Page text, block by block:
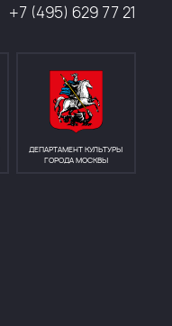
+7 (495) 629 77 21
ДЕПАРТАМЕНТ КУЛЬТУРЫ
ГОРОДА МОСКВЫ